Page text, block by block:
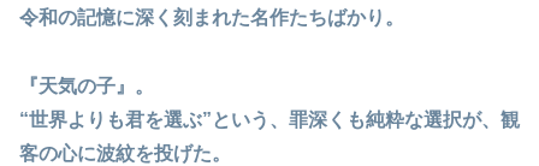
令和の記憶に深く刻まれた名作たちばかり。
『天気の子』。
“世界よりも君を選ぶ”という、 罪深くも純粋な選択が、観
客の心に波紋を投げた。